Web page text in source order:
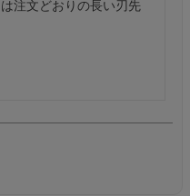
注文どおりの長い刃先